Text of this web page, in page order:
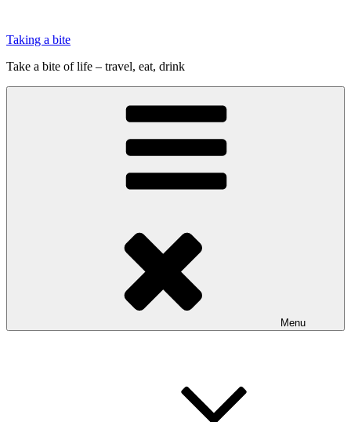
indhold
Taking a bite
Take a bite of life – travel, eat, drink
Menu